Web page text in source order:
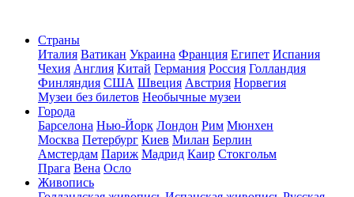
Страны
Италия Ватикан Украина Франция Египет Испания
Чехия Англия Китай Германия Россия Голландия
Финляндия США Швеция Австрия Норвегия
Музеи без билетов Необычные музеи
Города
Барселона Нью-Йорк Лондон Рим Мюнхен
Москва Петербург Киев Милан Берлин
Амстердам Париж Мадрид Каир Стокгольм
Прага Вена Осло
Живопись